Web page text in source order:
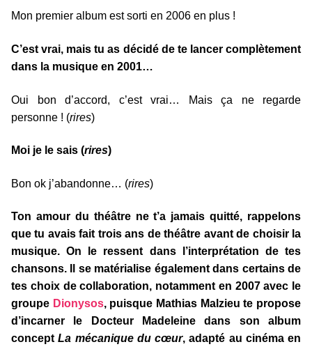
Mon premier album est sorti en 2006 en plus !
C’est vrai, mais tu as décidé de te lancer complètement
dans la musique en 2001…
Oui bon d’accord, c’est vrai… Mais ça ne regarde
personne ! (rires)
Moi je le sais (rires)
Bon ok j’abandonne… (rires)
Ton amour du théâtre ne t’a jamais quitté, rappelons
que tu avais fait trois ans de théâtre avant de choisir la
musique. On le ressent dans l’interprétation de tes
chansons. Il se matérialise également dans certains de
tes choix de collaboration, notamment en 2007 avec le
groupe Dionysos, puisque Mathias Malzieu te propose
d’incarner le Docteur Madeleine dans son album
conceptLa mécanique du cœur, adapté au cinéma en